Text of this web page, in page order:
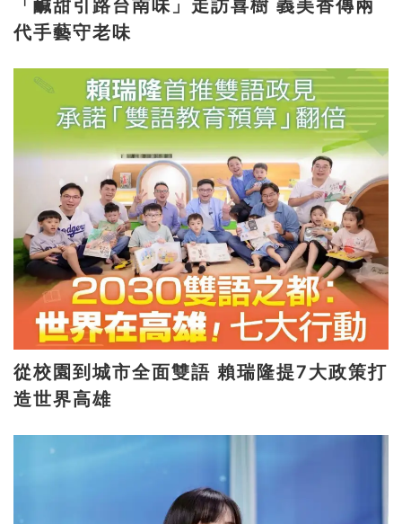
「鹹甜引路台南味」走訪喜樹 義美香傳兩
代手藝守老味
從校園到城市全面雙語 賴瑞隆提7大政策打
造世界高雄